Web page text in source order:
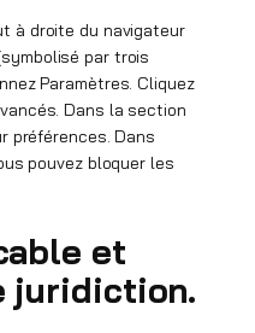
à droite du navigateur
par trois
Paramètres. Cliquez
Dans la section
préférences. Dans
pouvez bloquer les
et
juridiction.